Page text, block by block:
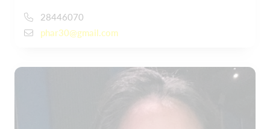
28446070
phar30@gmail.com